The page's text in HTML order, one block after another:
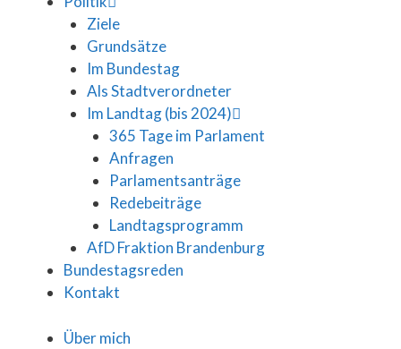
Ziele
Grundsätze
Im Bundestag
Als Stadtverordneter
Im Landtag (bis 2024)
365 Tage im Parlament
Anfragen
Parlamentsanträge
Redebeiträge
Landtagsprogramm
AfD Fraktion Brandenburg
Bundestagsreden
Kontakt
Über mich